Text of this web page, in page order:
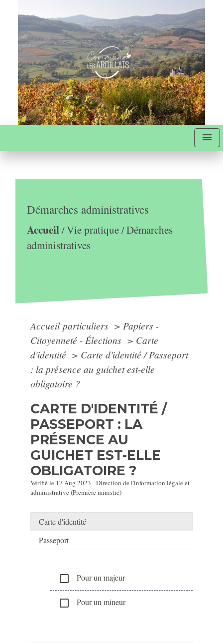
menu
Démarches administratives
Accueil/Vie pratique/Démarches
administratives
Accueil particuliers > Papiers -
Citoyenneté - Élections > Carte
d'identité > Carte d'identité / Passeport
: la présence au guichet est-elle
obligatoire ?
CARTE D'IDENTITÉ /
PASSEPORT : LA
PRÉSENCE AU
GUICHET EST-ELLE
OBLIGATOIRE ?
Vérifié le 17 Aug 2023 - Direction de l'information légale et
administrative (Première ministre)
Carte d'identité
Passeport
check_box_outline_blank Pour un majeur
check_box_outline_blank Pour un mineur